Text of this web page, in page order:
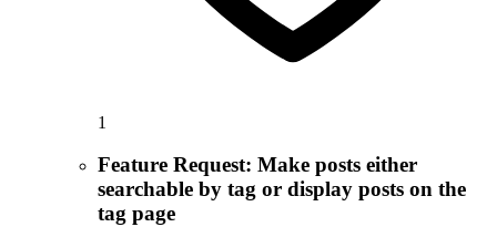
1
Feature Request: Make posts either
searchable by tag or display posts on the
tag page